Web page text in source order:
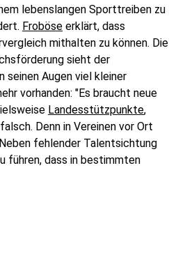
lebenslangen Sporttreiben zu
Froböse erklärt, dass
mithalten zu können. Die
sieht der
Augen viel kleiner
vorhanden: "Es braucht neue
Landesstützpunkte,
Denn in Vereinen vor Ort
fehlender Talentsichtung
führen, dass in bestimmten